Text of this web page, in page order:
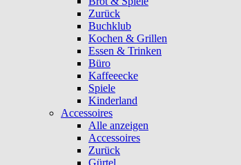
Zurück
Buchklub
Kochen & Grillen
Essen & Trinken
Büro
Kaffeeecke
Spiele
Kinderland
Accessoires
Alle anzeigen
Accessoires
Zurück
Gürtel